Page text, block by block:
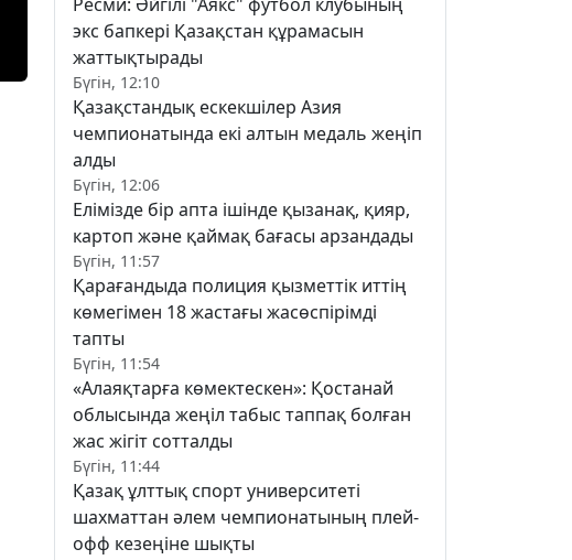
экс бапкері Қазақстан құрамасын
жаттықтырады
Бүгін, 12:10
Қазақстандық ескекшілер Азия
чемпионатында екі алтын медаль жеңіп
алды
Бүгін, 12:06
Елімізде бір апта ішінде қызанақ, қияр,
картоп және қаймақ бағасы арзандады
Бүгін, 11:57
Қарағандыда полиция қызметтік иттің
көмегімен 18 жастағы жасөспірімді
тапты
Бүгін, 11:54
«Алаяқтарға көмектескен»: Қостанай
облысында жеңіл табыс таппақ болған
жас жігіт сотталды
Бүгін, 11:44
Қазақ ұлттық спорт университеті
шахматтан әлем чемпионатының плей-
офф кезеңіне шықты